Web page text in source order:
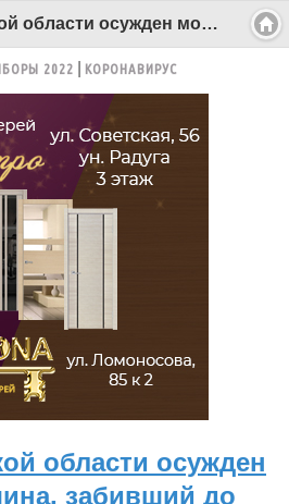
В Архангельской области осужден молодой мужчина, забивший до смерти 17-летнего парня - Беломорканал Северодвинск tv29.ru
2022 КОРОНАВИРУС
области осужден
забивший до